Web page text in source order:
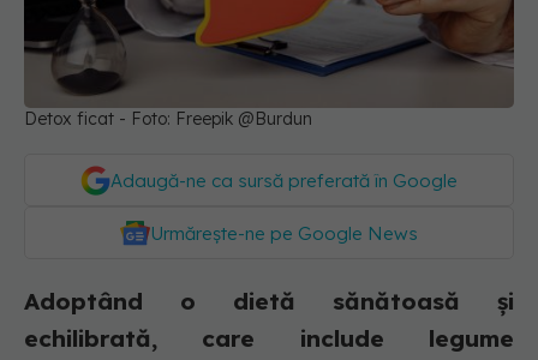
Detox ficat - Foto: Freepik @Burdun
Adaugă-ne ca sursă preferată în Google
Urmărește-ne pe Google News
Adoptând o dietă sănătoasă și
echilibrată, care include legume